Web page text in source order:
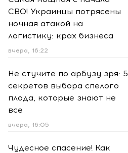
СВО! Украинцы потрясены
ночная атакой на
логистику: крах бизнеса
вчера, 16:22
Не стучите по арбузу зря: 5
секретов выбора спелого
плода, которые знают не
все
вчера, 16:05
Чудесное спасение! Как